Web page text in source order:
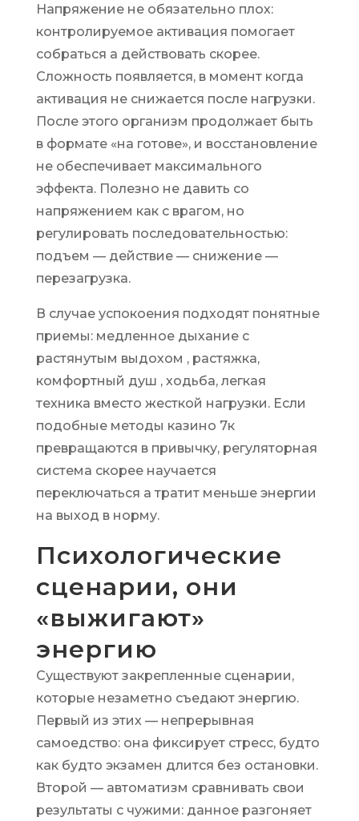
Напряжение не обязательно плох:
контролируемое активация помогает
собраться а действовать скорее.
Сложность появляется, в момент когда
активация не снижается после нагрузки.
После этого организм продолжает быть
в формате «на готове», и восстановление
не обеспечивает максимального
эффекта. Полезно не давить со
напряжением как с врагом, но
регулировать последовательностью:
подъем — действие — снижение —
перезагрузка.
В случае успокоения подходят понятные
приемы: медленное дыхание с
растянутым выдохом , растяжка,
комфортный душ , ходьба, легкая
техника вместо жесткой нагрузки. Если
подобные методы казино 7к
превращаются в привычку, регуляторная
система скорее научается
переключаться а тратит меньше энергии
на выход в норму.
Психологические
сценарии, они
«выжигают»
энергию
Существуют закрепленные сценарии,
которые незаметно съедают энергию.
Первый из этих — непрерывная
самоедство: она фиксирует стресс, будто
как будто экзамен длится без остановки.
Второй — автоматизм сравнивать свои
результаты с чужими: данное разгоняет